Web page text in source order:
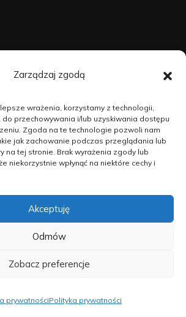
Zarządzaj zgodą
wrażenia, korzystamy z technologii,
do przechowywania i/lub uzyskiwania dostępu
Zgoda na te technologie pozwoli nam
jak zachowanie podczas przeglądania lub
na tej stronie. Brak wyrażenia zgody lub
niekorzystnie wpłynąć na niektóre cechy i
Akceptuję
Odmów
Zobacz preferencje
prywatnościPolityka prywatności
dziejma.art © 2025